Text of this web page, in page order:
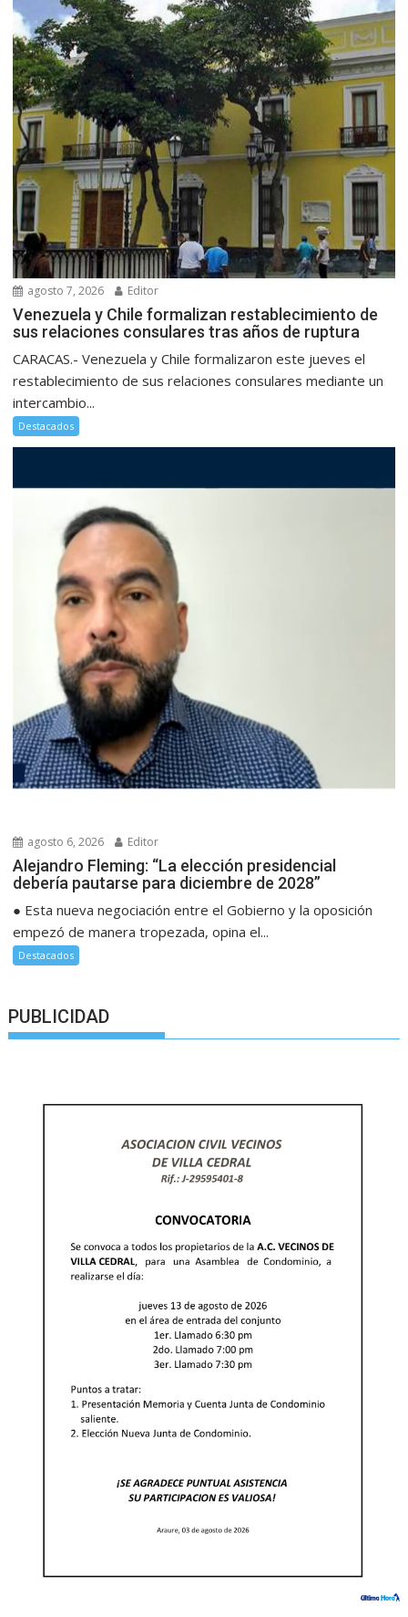
agosto 7, 2026 Editor
Venezuela y Chile formalizan restablecimiento de
sus relaciones consulares tras años de ruptura
CARACAS.- Venezuela y Chile formalizaron este jueves el
restablecimiento de sus relaciones consulares mediante un
intercambio...
Destacados
agosto 6, 2026 Editor
Alejandro Fleming: “La elección presidencial
debería pautarse para diciembre de 2028”
● Esta nueva negociación entre el Gobierno y la oposición
empezó de manera tropezada, opina el...
Destacados
PUBLICIDAD